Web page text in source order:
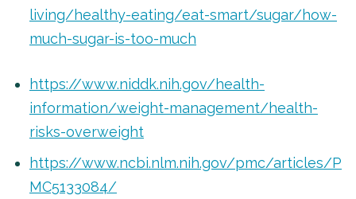
living/healthy-eating/eat-smart/sugar/how-
much-sugar-is-too-much
https://www.niddk.nih.gov/health-
information/weight-management/health-
risks-overweight
https://www.ncbi.nlm.nih.gov/pmc/articles/P
MC5133084/